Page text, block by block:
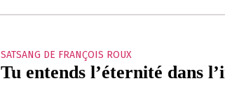
SATSANG DE FRANÇOIS ROUX
Tu entends l’éternité dans